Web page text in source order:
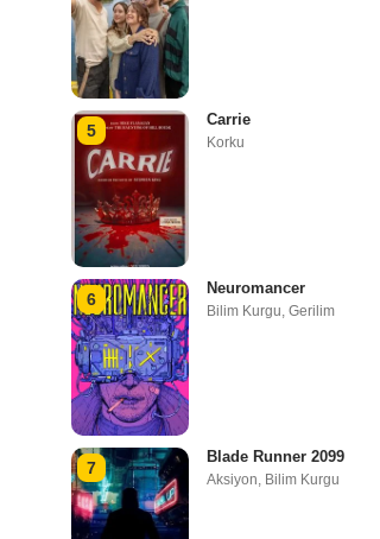
5
Carrie
Korku
6
Neuromancer
Bilim Kurgu Gerilim
7
Blade Runner 2099
Aksiyon Bilim Kurgu